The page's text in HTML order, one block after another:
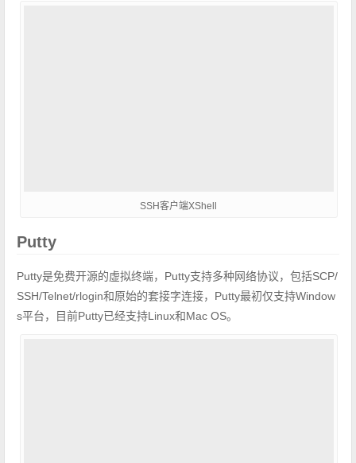
SSH客户端XShell
Putty
Putty是免费开源的虚拟终端，Putty支持多种网络协议，包括SCP/
SSH/Telnet/rlogin和原始的套接字连接，Putty最初仅支持Window
s平台，目前Putty已经支持Linux和Mac OS。